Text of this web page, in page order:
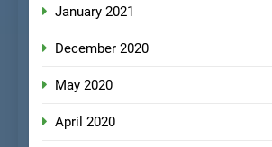
January 2021
December 2020
May 2020
April 2020